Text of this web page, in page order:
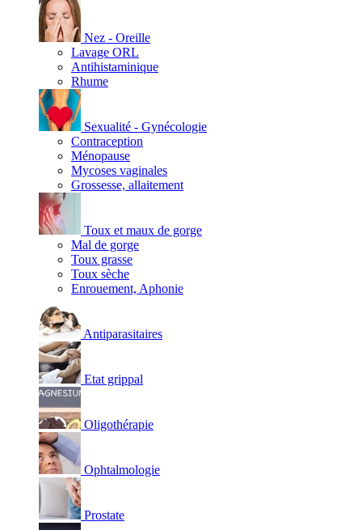
Nez - Oreille
Lavage ORL
Antihistaminique
Rhume
Sexualité - Gynécologie
Contraception
Ménopause
Mycoses vaginales
Grossesse, allaitement
Toux et maux de gorge
Mal de gorge
Toux grasse
Toux sèche
Enrouement, Aphonie
Antiparasitaires
Etat grippal
Oligothérapie
Ophtalmologie
Prostate